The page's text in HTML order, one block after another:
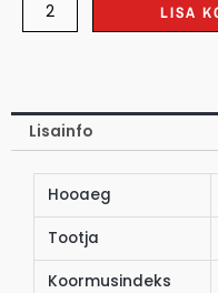
LISA
Lisainfo
Hooaeg
Tootja
Koormusindeks